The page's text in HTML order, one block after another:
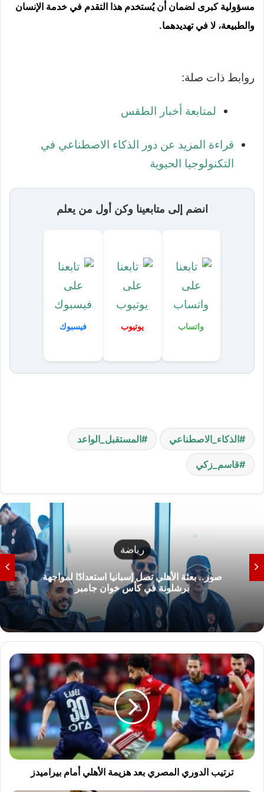
مسؤولية كبرى لضمان أن يُستخدم هذا التقدم في خدمة الإنسان
والطبيعة، لا في تهديدهما.
روابط ذات صلة:
لمتابعة أخبار الطقس
قراءة المزيد عن دور الذكاء الاصطناعي في
التكنولوجيا الحيوية
انضم إلى متابعينا وكن أول من يعلم
واتساب يوتيوب فيسبوك
الذكاء_الاصطناعي المستقبل_الواعد
قاسم_زكي
تعليم
مأساة يمنى وليد.. كيف تحولت نتيجة النجاح 68%
إلى رسوب شامل في الثانوية العامة؟
ت
ر
ت
ي
ب
ا
ل
د
و
ترتيب الدوري المصري بعد هزيمة الأهلي أمام بيراميدز